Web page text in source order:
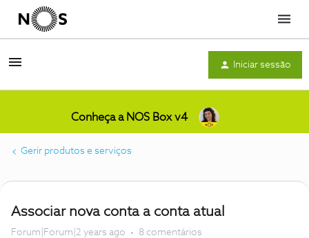
Menu
Iniciar sessão
Conheça a NOS Box v4
Gerir produtos e serviços
Associar nova conta a conta atual
Forum|Forum|2 years ago 8 comentários